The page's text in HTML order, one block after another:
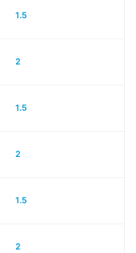
1.5
2
1.5
2
1.5
2